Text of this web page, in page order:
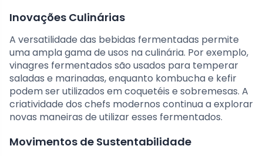
Inovações Culinárias
A versatilidade das bebidas fermentadas permite
uma ampla gama de usos na culinária. Por exemplo,
vinagres fermentados são usados para temperar
saladas e marinadas, enquanto kombucha e kefir
podem ser utilizados em coquetéis e sobremesas. A
criatividade dos chefs modernos continua a explorar
novas maneiras de utilizar esses fermentados.
Movimentos de Sustentabilidade